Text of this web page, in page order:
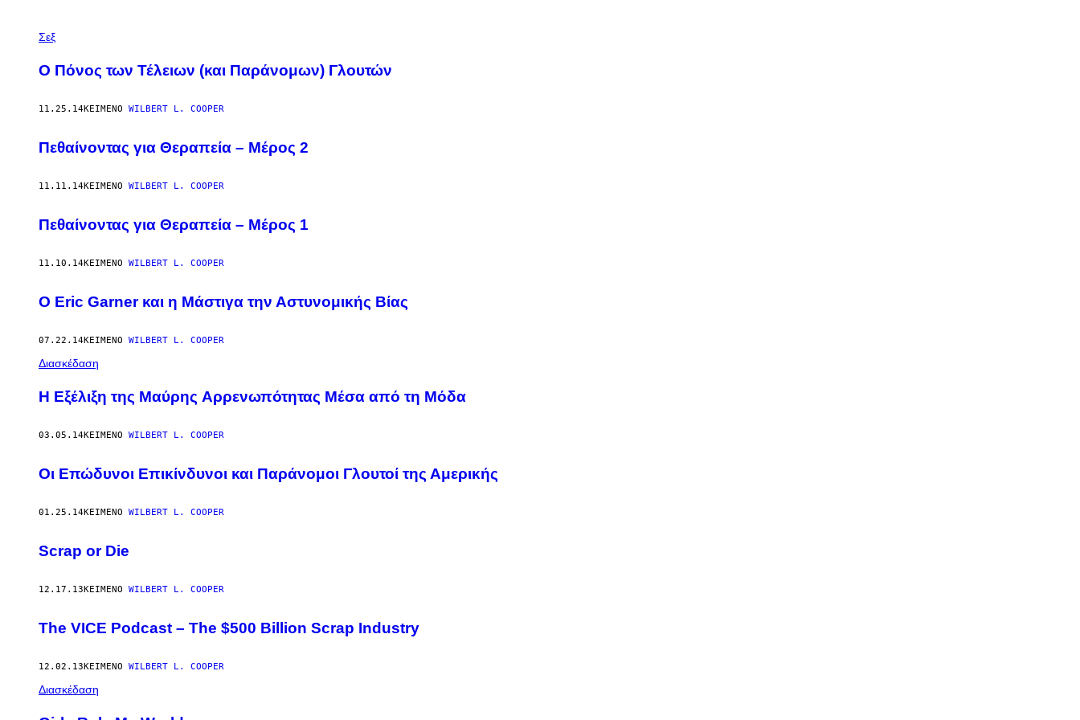
POSTS
BY
THIS
Σεξ
Ο Πόνος των Τέλειων (και Παράνομων) Γλουτών
11.25.14ΚΕΊΜΕΝΟ WILBERT L. COOPER
Πεθαίνοντας για Θεραπεία – Μέρος 2
11.11.14ΚΕΊΜΕΝΟ WILBERT L. COOPER
Πεθαίνοντας για Θεραπεία – Μέρος 1
11.10.14ΚΕΊΜΕΝΟ WILBERT L. COOPER
O Eric Garner και η Μάστιγα την Αστυνομικής Βίας
07.22.14ΚΕΊΜΕΝΟ WILBERT L. COOPER
Διασκέδαση
Η Eξέλιξη της Mαύρης Aρρενωπότητας Mέσα από τη Mόδα
03.05.14ΚΕΊΜΕΝΟ WILBERT L. COOPER
Οι Επώδυνοι Επικίνδυνοι και Παράνομοι Γλουτοί της Αμερικής
01.25.14ΚΕΊΜΕΝΟ WILBERT L. COOPER
Scrap or Die
12.17.13ΚΕΊΜΕΝΟ WILBERT L. COOPER
The VICE Podcast – The $500 Billion Scrap Industry
12.02.13ΚΕΊΜΕΝΟ WILBERT L. COOPER
Διασκέδαση